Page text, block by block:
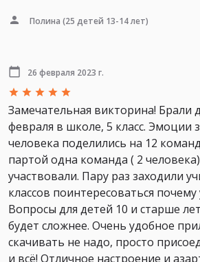
Полина (25 детей 13-14 лет)
26 февраля 2023 г.
Замечательная викторина! Брали
февраля в школе, 5 класс. Эмоции
человека поделились на 12
партой одна команда ( 2
участвовали. Пару раз заходили
классов поинтересоваться почему
Вопросы для детей 10 и старше
будет сложнее. Очень удобное
скачивать не надо, просто
и всё! Отличное настроение и